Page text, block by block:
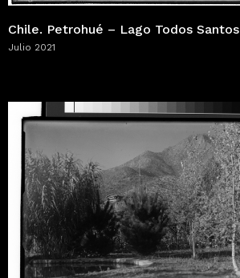
Chile. Petrohué – Lago Todos Santos
Julio 2021